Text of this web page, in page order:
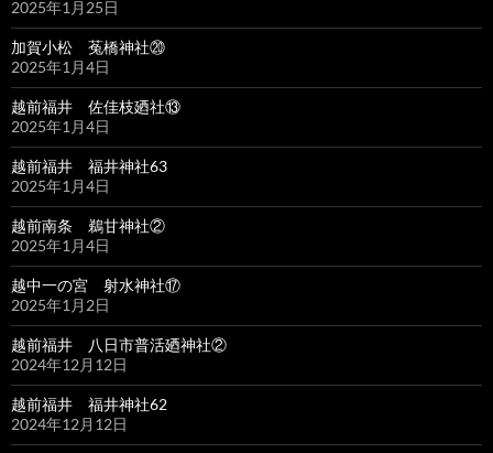
2025年1月25日
加賀小松 菟橋神社⑳
2025年1月4日
越前福井 佐佳枝廼社⑬
2025年1月4日
越前福井 福井神社63
2025年1月4日
越前南条 鵜甘神社②
2025年1月4日
越中一の宮 射水神社⑰
2025年1月2日
越前福井 八日市普活廼神社②
2024年12月12日
越前福井 福井神社62
2024年12月12日